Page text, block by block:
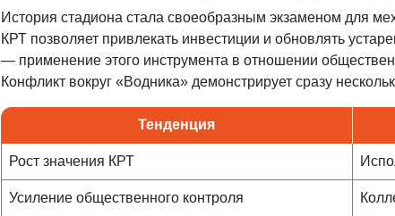
История стадиона стала своеобразным экзаменом для
КРТ позволяет привлекать инвестиции и обновлять
— применение этого инструмента в отношении
Конфликт вокруг «Водника» демонстрирует сразу
Тенденция
Рост значения КРТ
Усиление общественного контроля